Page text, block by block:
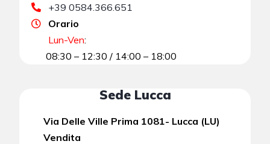
+39 0584.366.651
Orario
Lun-Ven:
08:30 – 12:30 / 14:00 – 18:00
Sede Lucca
Via Delle Ville Prima 1081- Lucca (LU)
Vendita